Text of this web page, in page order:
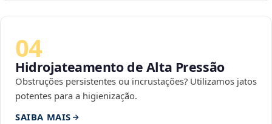
04
Hidrojateamento de Alta Pressão
Obstruções persistentes ou incrustações? Utilizamos jatos
potentes para a higienização.
SAIBA MAIS